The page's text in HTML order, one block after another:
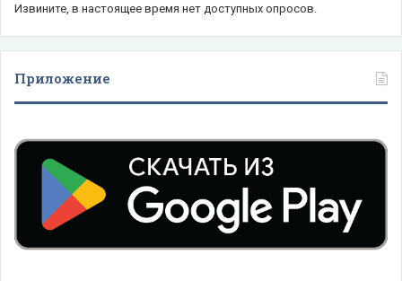
Извините, в настоящее время нет доступных опросов.
Приложение